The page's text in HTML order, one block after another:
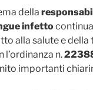
della
infetto
alla salute e della
l’ordinanza n.
importanti